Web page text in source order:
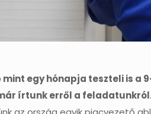
mint egy hónapja teszteli is
írtunk erről a